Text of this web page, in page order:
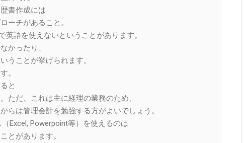
書作成には
ーチがあること。
英語を使えないということがあります。
かったり、
うことが挙げられます。
。
と
ただ、これは主に経理の業務のため、
らは管理会計を勉強する方がよいでしょう。
Excel, Powerpoint等）を使えるのは
とがあります。